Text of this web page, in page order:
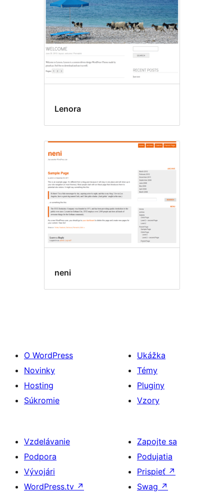
Lenora
neni
O WordPress
Novinky
Hosting
Súkromie
Ukážka
Témy
Pluginy
Vzory
Vzdelávanie
Podpora
Vývojári
WordPress.tv ↗
Zapojte sa
Podujatia
Prispieť ↗
Swag ↗